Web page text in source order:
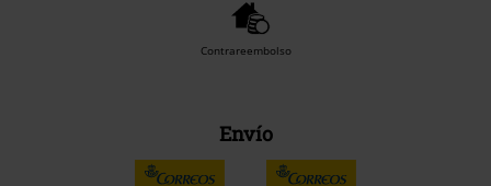
Contrareembolso
Envío